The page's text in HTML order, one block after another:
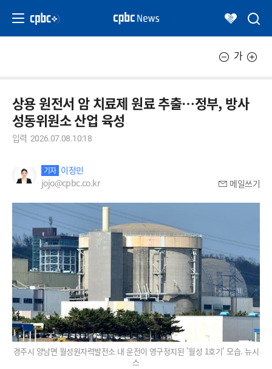
가
상용 원전서 암 치료제 원료 추출…정부, 방사
성동위원소 산업 육성
입력 2026.07.08.10:18
기자 이정민
jojo@cpbc.co.kr
메일쓰기
경주시 양남면 월성원자력발전소 내 운전이 영구정지된 '월성 1호기' 모습. 뉴시
스